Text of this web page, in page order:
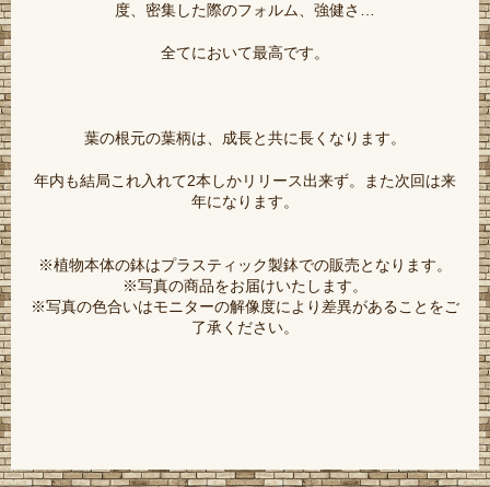
度、密集した際のフォルム、強健さ…
全てにおいて最高です。
葉の根元の葉柄は、成長と共に長くなります。
年内も結局これ入れて2本しかリリース出来ず。また次回は来
年になります。
※植物本体の鉢はプラスティック製鉢での販売となります。
※写真の商品をお届けいたします。
※写真の色合いはモニターの解像度により差異があることをご
了承ください。